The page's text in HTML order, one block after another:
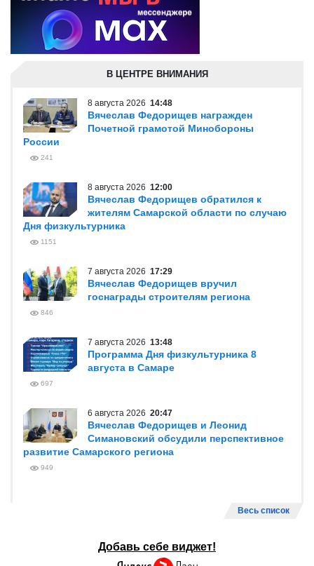
В ЦЕНТРЕ ВНИМАНИЯ
8 августа 2026 14:48
Вячеслав Федорищев награжден
Почетной грамотой Минобороны
России
241
8 августа 2026 12:00
Вячеслав Федорищев обратился к
жителям Самарской области по случаю
Дня физкультурника
1151
7 августа 2026 17:29
Вячеслав Федорищев вручил
госнаграды строителям региона
846
7 августа 2026 13:48
Программа Дня физкультурника 8
августа в Самаре
697
6 августа 2026 20:47
Вячеслав Федорищев и Леонид
Симановский обсудили перспективное
развитие Самарского региона
949
Весь список
Добавь себе виджет!